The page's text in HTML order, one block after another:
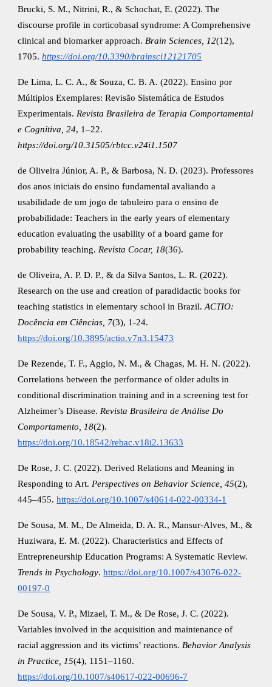
Brucki, S. M., Nitrini, R., & Schochat, E. (2022). The
discourse profile in corticobasal syndrome: A Comprehensive
clinical and biomarker approach. Brain Sciences, 12(12),
1705. https://doi.org/10.3390/brainsci12121705
De Lima, L. C. A., & Souza, C. B. A. (2022). Ensino por
Múltiplos Exemplares: Revisão Sistemática de Estudos
Experimentais. Revista Brasileira de Terapia Comportamental
e Cognitiva, 24, 1–22.
https://doi.org/10.31505/rbtcc.v24i1.1507
de Oliveira Júnior, A. P., & Barbosa, N. D. (2023). Professores
dos anos iniciais do ensino fundamental avaliando a
usabilidade de um jogo de tabuleiro para o ensino de
probabilidade: Teachers in the early years of elementary
education evaluating the usability of a board game for
probability teaching. Revista Cocar, 18(36).
de Oliveira, A. P. D. P., & da Silva Santos, L. R. (2022).
Research on the use and creation of paradidactic books for
teaching statistics in elementary school in Brazil.ACTIO:
Docência em Ciências, 7(3), 1-24.
https://doi.org/10.3895/actio.v7n3.15473
De Rezende, T. F., Aggio, N. M., & Chagas, M. H. N. (2022).
Correlations between the performance of older adults in
conditional discrimination training and in a screening test for
Alzheimer’s Disease. Revista Brasileira de Análise Do
Comportamento, 18(2).
https://doi.org/10.18542/rebac.v18i2.13633
De Rose, J. C. (2022). Derived Relations and Meaning in
Responding to Art. Perspectives on Behavior Science, 45(2),
445–455. https://doi.org/10.1007/s40614-022-00334-1
De Sousa, M. M., De Almeida, D. A. R., Mansur-Alves, M., &
Huziwara, E. M. (2022). Characteristics and Effects of
Entrepreneurship Education Programs: A Systematic Review.
Trends in Psychology. https://doi.org/10.1007/s43076-022-
00197-0
De Sousa, V. P., Mizael, T. M., & De Rose, J. C. (2022).
Variables involved in the acquisition and maintenance of
racial aggression and its victims’ reactions. Behavior Analysis
in Practice, 15(4), 1151–1160.
https://doi.org/10.1007/s40617-022-00696-7